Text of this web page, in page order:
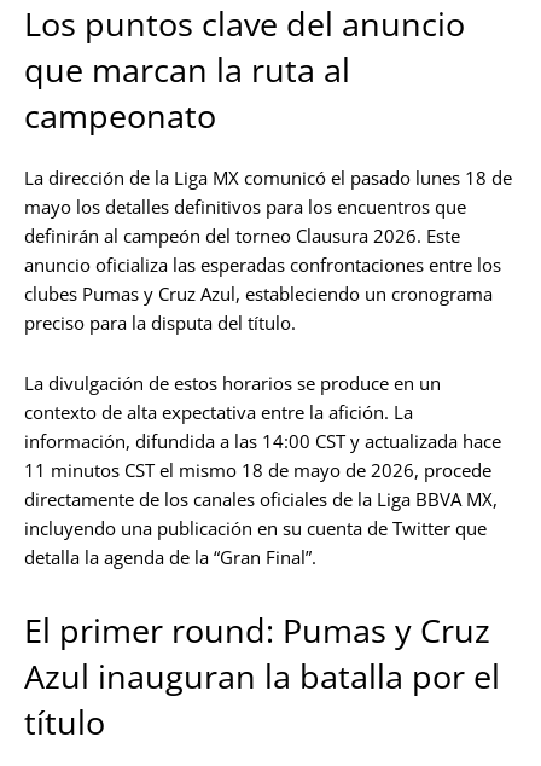
Los puntos clave del anuncio
que marcan la ruta al
campeonato
La dirección de la Liga MX comunicó el pasado lunes 18 de
mayo los detalles definitivos para los encuentros que
definirán al campeón del torneo Clausura 2026. Este
anuncio oficializa las esperadas confrontaciones entre los
clubes Pumas y Cruz Azul, estableciendo un cronograma
preciso para la disputa del título.
La divulgación de estos horarios se produce en un
contexto de alta expectativa entre la afición. La
información, difundida a las 14:00 CST y actualizada hace
11 minutos CST el mismo 18 de mayo de 2026, procede
directamente de los canales oficiales de la Liga BBVA MX,
incluyendo una publicación en su cuenta de Twitter que
detalla la agenda de la “Gran Final”.
El primer round: Pumas y Cruz
Azul inauguran la batalla por el
título